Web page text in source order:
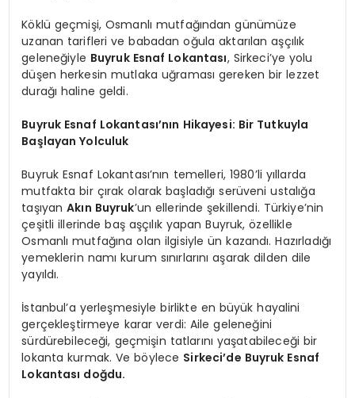
Köklü geçmişi, Osmanlı mutfağından günümüze
uzanan tarifleri ve babadan oğula aktarılan aşçılık
geleneğiyle Buyruk Esnaf Lokantası, Sirkeci’ye yolu
düşen herkesin mutlaka uğraması gereken bir lezzet
durağı haline geldi.
Buyruk Esnaf Lokantası’nın Hikayesi: Bir Tutkuyla
Başlayan Yolculuk
Buyruk Esnaf Lokantası’nın temelleri, 1980’li yıllarda
mutfakta bir çırak olarak başladığı serüveni ustalığa
taşıyanAkın Buyruk’un ellerinde şekillendi. Türkiye’nin
çeşitli illerinde baş aşçılık yapan Buyruk, özellikle
Osmanlı mutfağına olan ilgisiyle ün kazandı. Hazırladığı
yemeklerin namı kurum sınırlarını aşarak dilden dile
yayıldı.
İstanbul’a yerleşmesiyle birlikte en büyük hayalini
gerçekleştirmeye karar verdi: Aile geleneğini
sürdürebileceği, geçmişin tatlarını yaşatabileceği bir
lokanta kurmak. Ve böylece Sirkeci’de Buyruk Esnaf
Lokantası doğdu.